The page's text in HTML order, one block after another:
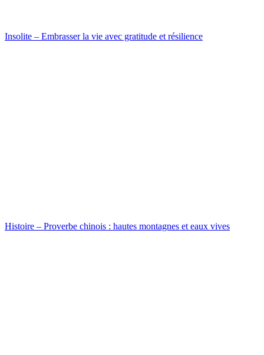
Insolite – Embrasser la vie avec gratitude et résilience
Histoire – Proverbe chinois : hautes montagnes et eaux vives